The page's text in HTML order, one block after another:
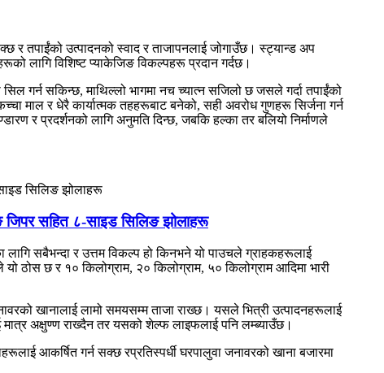
र तपाईंको उत्पादनको स्वाद र ताजापनलाई जोगाउँछ। स्ट्यान्ड अप
लागि विशिष्ट प्याकेजिङ विकल्पहरू प्रदान गर्दछ।
गर्न सकिन्छ, माथिल्लो भागमा नच च्यात्न सजिलो छ जसले गर्दा तपाईंको
र धेरै कार्यात्मक तहहरूबाट बनेको, सही अवरोध गुणहरू सिर्जना गर्न
र प्रदर्शनको लागि अनुमति दिन्छ, जबकि हल्का तर बलियो निर्माणले
जिपर सहित ८-साइड सिलिङ झोलाहरू
सबैभन्दा र उत्तम विकल्प हो किनभने यो पाउचले ग्राहकहरूलाई
ठोस छ र १० किलोग्राम, २० किलोग्राम, ५० किलोग्राम आदिमा भारी
खानालाई लामो समयसम्म ताजा राख्छ। यसले भित्री उत्पादनहरूलाई
मात्र अक्षुण्ण राख्दैन तर यसको शेल्फ लाइफलाई पनि लम्ब्याउँछ।
आकर्षित गर्न सक्छ रप्रतिस्पर्धी घरपालुवा जनावरको खाना बजारमा